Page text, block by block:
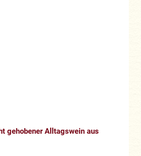
gehobener Alltagswein aus